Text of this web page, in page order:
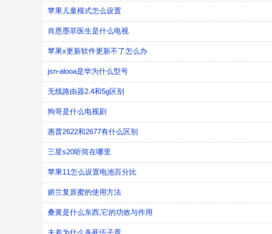
苹果儿童模式怎么设置
肖恩墨菲医生是什么电视
苹果x更新软件更新不了怎么办
jsn-alooa是华为什么型号
无线路由器2.4和5g区别
狗哥是什么电视剧
惠普2622和2677有什么区别
三星s20听筒在哪里
苹果11怎么设置电池百分比
娇兰复原蜜的使用方法
桑黄是什么东西,它的功效与作用
夫差为什么杀死伍子胥